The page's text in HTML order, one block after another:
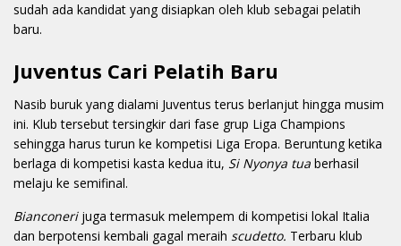
sudah ada kandidat yang disiapkan oleh klub sebagai pelatih
baru.
Juventus Cari Pelatih Baru
Nasib buruk yang dialami Juventus terus berlanjut hingga musim
ini. Klub tersebut tersingkir dari fase grup Liga Champions
sehingga harus turun ke kompetisi Liga Eropa. Beruntung ketika
berlaga di kompetisi kasta kedua itu, Si Nyonya tua berhasil
melaju ke semifinal.
Bianconerijuga termasuk melempem di kompetisi lokal Italia
dan berpotensi kembali gagal meraih scudetto. Terbaru klub